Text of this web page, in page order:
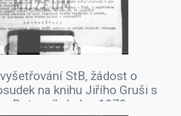
StB, žádost o
na knihu Jiřího Gruši s
Dotazník, leden 1979.